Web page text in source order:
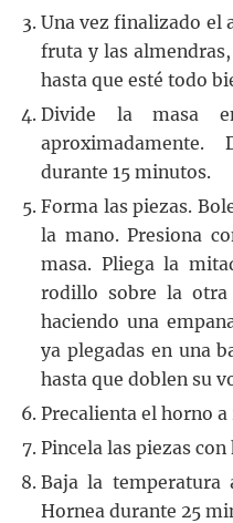
Una vez finalizado el
fruta y las
hasta que esté todo
Divide la masa
durante 15 minutos.
Forma las piezas.
la mano. Presiona
masa. Pliega la
rodillo sobre la otra
haciendo una
ya plegadas en una
hasta que doblen su
Precalienta el horno a
Pincela las piezas
Baja la temperatura
Hornea durante 25